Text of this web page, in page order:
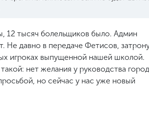
12 тысяч болельщиков было. Админ
Не давно в передаче Фетисов,
игроках выпущенной нашей школой.
нет желания у руководства
но сейчас у нас уже новый